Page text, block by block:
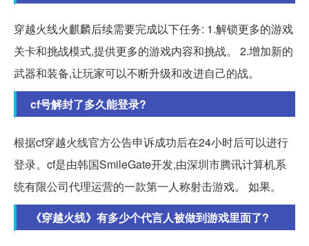
穿越火线火麒麟后续需要完成以下任务: 1.解锁更多的游戏
关卡和挑战模式,提供更多的游戏内容和挑战。 2.增加新的
武器和装备,让玩家可以不断升级和改进自己的战。
cf号解封了多久能登录?
根据cf穿越火线官方公告申诉成功后在24小时后可以进行
登录。cf是由韩国SmileGate开发,由深圳市腾讯计算机系
统有限公司代理运营的一款第一人称射击游戏。 如果。
《穿越火线》有多少个代言人被做到游戏里面了?